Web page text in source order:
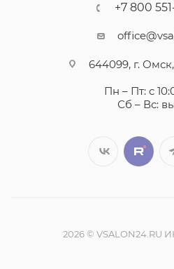
+7 800
644099, г.
Пн – Пт: с
Сб – Вс:
2026 © VSALON24.RU